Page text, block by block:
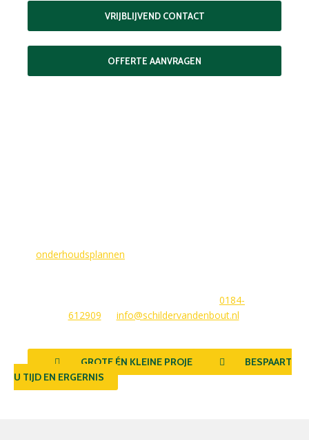
VRIJBLIJVEND CONTACT
OFFERTE AANVRAGEN
onderhoudsplannen
0184-
612909
info@schildervandenbout.nl
GROTE ÉN KLEINE PROJECTEN
BESPAART
U TIJD EN ERGERNIS